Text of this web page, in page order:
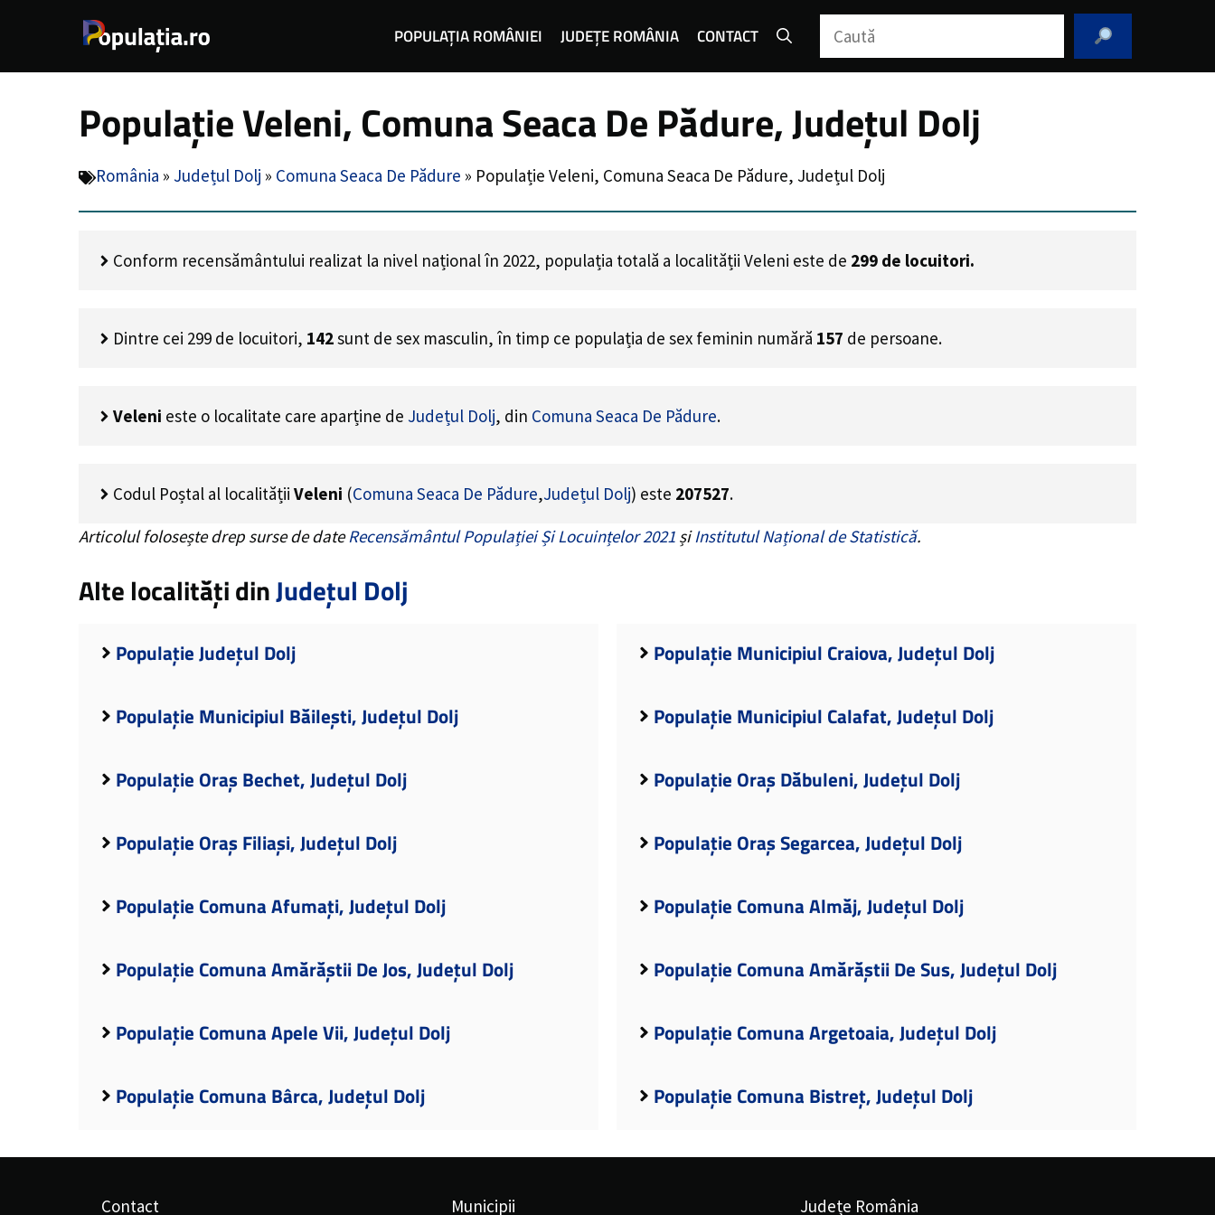
POPULAȚIA ROMÂNIEI JUDEȚE ROMÂNIA CONTACT Caută
Populație Veleni, Comuna Seaca De Pădure, Județul Dolj
România » Județul Dolj » Comuna Seaca De Pădure » Populație Veleni, Comuna Seaca De Pădure, Județul Dolj
Conform recensământului realizat la nivel național în 2022, populația totală a localității Veleni este de 299 de locuitori.
Dintre cei 299 de locuitori, 142sunt de sex masculin, în timp ce populația de sex feminin numără 157 de persoane.
Veleni este o localitate care aparține de Județul Dolj, din Comuna Seaca De Pădure.
Codul Poștal al localității Veleni (Comuna Seaca De Pădure,Județul Dolj) este 207527.
Articolul folosește drep surse de dateRecensământul Populației Și Locuințelor 2021 șiInstitutul Național de Statistică.
Alte localități dinJudețul Dolj
Populație Județul Dolj Populație Municipiul Craiova, Județul Dolj
Populație Municipiul Băilești, Județul Dolj Populație Municipiul Calafat, Județul Dolj
Populație Oraș Bechet, Județul Dolj Populație Oraș Dăbuleni, Județul Dolj
Populație Oraș Filiași, Județul Dolj Populație Oraș Segarcea, Județul Dolj
Populație Comuna Afumați, Județul Dolj Populație Comuna Almăj, Județul Dolj
Populație Comuna Amărăștii De Jos, Județul Dolj Populație Comuna Amărăștii De Sus, Județul Dolj
Populație Comuna Apele Vii, Județul Dolj Populație Comuna Argetoaia, Județul Dolj
Populație Comuna Bârca, Județul Dolj Populație Comuna Bistreț, Județul Dolj
Contact Municipii Județe România